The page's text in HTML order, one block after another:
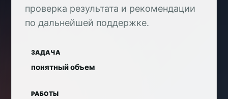
проверка результата и рекомендации
по дальнейшей поддержке.
ЗАДАЧА
понятный объем
РАБОТЫ